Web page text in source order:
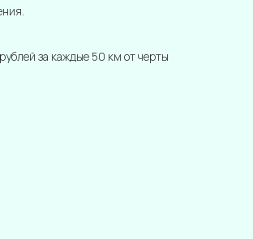
за каждые 50 км от черты